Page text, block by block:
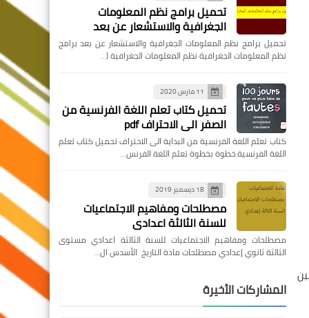
تحميل برامج نظم المعلومات
الجغرافية والاستشعار عن بعد
تحميل برامج نظم المعلومات الجغرافية والاستشعار عن بعد برامج
نظم المعلومات الجغرافية نظم المعلومات الجغرافية (…
11 مارس 2020
تحميل كتاب تعلم اللغة الفرنسية من
الصفر الى الاحتراف pdf
كتاب تعلم اللغة الفرنسية من البداية الى الاحتراف تحميل كتاب تعلم
اللغة الفرنسية خطوة بخطوة تعلم اللغة الفرنس…
18 ديسمبر 2019
مصطلحات ومفاهيم الاجتماعيات
للسنة الثالثة اعدادي
مصطلحات ومفاهيم الاجتماعيات للسنة الثالثة اعدادي مستوى
الثالثة ثانوي إعدادي مصطلحات مادة التاريخ الأسدس ال…
المشاركات الأخيرة